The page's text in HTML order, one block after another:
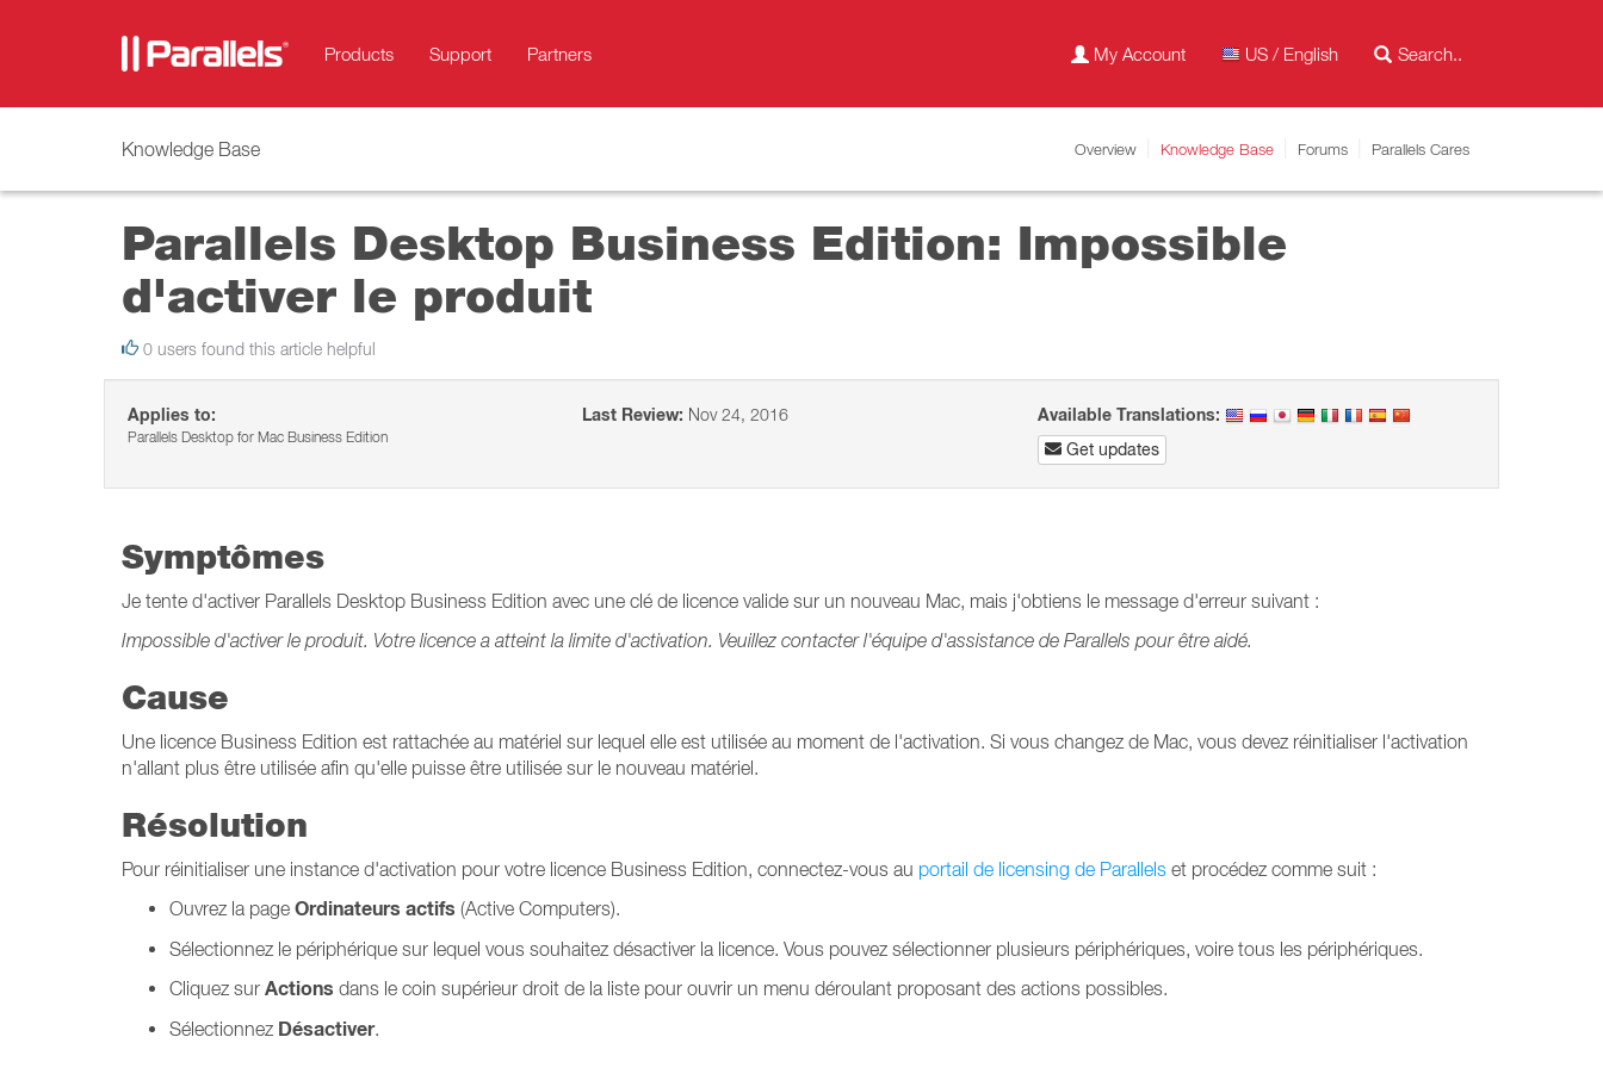
Products Support Partners My Account US / English
Knowledge Base Overview Knowledge Base Forums Parallels Cares
Parallels Desktop Business Edition: Impossible
d'activer le produit
0 users found this article helpful
Applies to:
Parallels Desktop for Mac Business Edition
Last Review: Nov 24, 2016
Available Translations:
Get updates
Symptômes
Je tente d'activer Parallels Desktop Business Edition avec une clé de licence valide sur un nouveau Mac, mais j'obtiens le message d'erreur suivant :
Impossible d'activer le produit. Votre licence a atteint la limite d'activation. Veuillez contacter l'équipe d'assistance de Parallels pour être aidé.
Cause
Une licence Business Edition est rattachée au matériel sur lequel elle est utilisée au moment de l'activation. Si vous changez de Mac, vous devez réinitialiser l'activation
n'allant plus être utilisée afin qu'elle puisse être utilisée sur le nouveau matériel.
Résolution
Pour réinitialiser une instance d'activation pour votre licence Business Edition, connectez-vous au portail de licensing de Parallels et procédez comme suit :
Ouvrez la page Ordinateurs actifs (Active Computers).
Sélectionnez le périphérique sur lequel vous souhaitez désactiver la licence. Vous pouvez sélectionner plusieurs périphériques, voire tous les périphériques.
Cliquez sur Actions dans le coin supérieur droit de la liste pour ouvrir un menu déroulant proposant des actions possibles.
Sélectionnez Désactiver.